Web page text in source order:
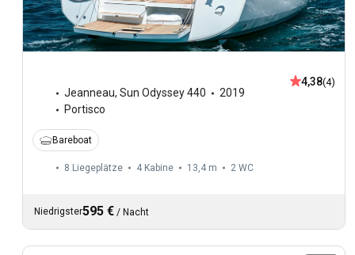
Jeanneau, Sun Odyssey 440
2019
Portisco
4,38(4)
Bareboat
8 Liegeplätze 4 Kabine 13,4 m 2 WC
Niedrigster595 € / Nacht